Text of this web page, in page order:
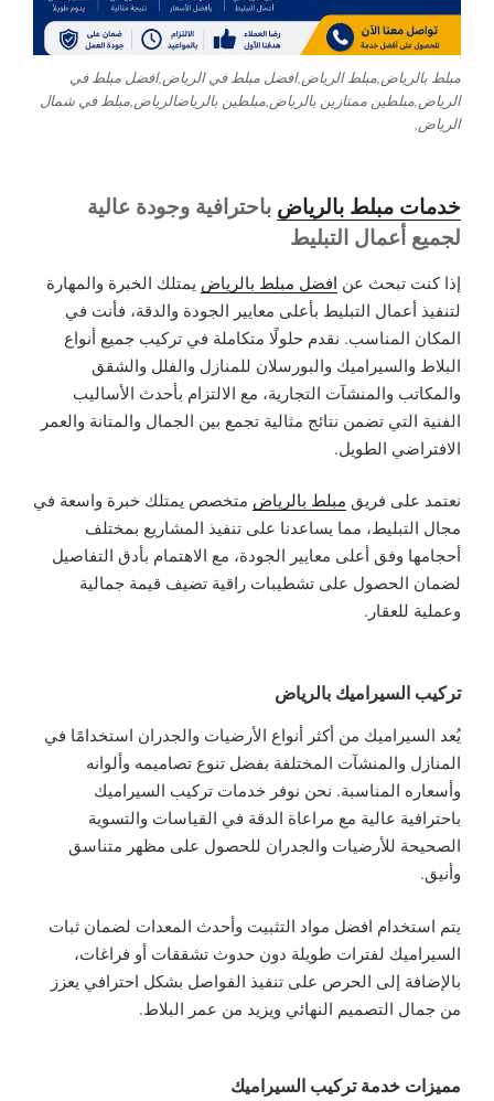
مبلط بالرياض,مبلط الرياض,افضل مبلط في الرياض,افضل مبلط في
الرياض,مبلطين ممتازين بالرياض,مبلطين بالرياضالرياض,مبلط في شمال
الرياض,
خدمات مبلط بالرياض باحترافية وجودة عالية
لجميع أعمال التبليط
إذا كنت تبحث عن افضل مبلط بالرياض يمتلك الخبرة والمهارة
لتنفيذ أعمال التبليط بأعلى معايير الجودة والدقة، فأنت في
المكان المناسب. نقدم حلولًا متكاملة في تركيب جميع أنواع
البلاط والسيراميك والبورسلان للمنازل والفلل والشقق
والمكاتب والمنشآت التجارية، مع الالتزام بأحدث الأساليب
الفنية التي تضمن نتائج مثالية تجمع بين الجمال والمتانة والعمر
الافتراضي الطويل.
نعتمد على فريق مبلط بالرياض متخصص يمتلك خبرة واسعة في
مجال التبليط، مما يساعدنا على تنفيذ المشاريع بمختلف
أحجامها وفق أعلى معايير الجودة، مع الاهتمام بأدق التفاصيل
لضمان الحصول على تشطيبات راقية تضيف قيمة جمالية
وعملية للعقار.
تركيب السيراميك بالرياض
يُعد السيراميك من أكثر أنواع الأرضيات والجدران استخدامًا في
المنازل والمنشآت المختلفة بفضل تنوع تصاميمه وألوانه
وأسعاره المناسبة. نحن نوفر خدمات تركيب السيراميك
باحترافية عالية مع مراعاة الدقة في القياسات والتسوية
الصحيحة للأرضيات والجدران للحصول على مظهر متناسق
وأنيق.
يتم استخدام افضل مواد التثبيت وأحدث المعدات لضمان ثبات
السيراميك لفترات طويلة دون حدوث تشققات أو فراغات،
بالإضافة إلى الحرص على تنفيذ الفواصل بشكل احترافي يعزز
من جمال التصميم النهائي ويزيد من عمر البلاط.
مميزات خدمة تركيب السيراميك